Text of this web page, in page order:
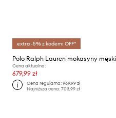
extra -5% z kodem: OFF*
Cena aktualna:
679,99 zł
Cena regularna:969,99 zł
Najniższa cena:703,99 zł